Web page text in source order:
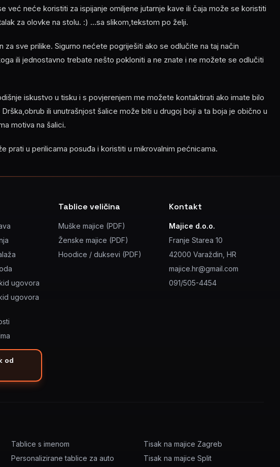
već neće koristiti za ispijanje omiljene jutarnje kave ili čaja može se koristiti
za olovke na stolu. :) ...sa slikom,tekstom po želji.
za sve prilike. Sigurno nećete pogriješiti ako se odlučite na taj način
ili jednostavno trebate nešto pokloniti a ne znate i ne možete se odlučiti
iskustvo u tisku i s povjerenjem me možete kontaktirati ako imate bilo
Drška,obrub ili unutrašnjost šalice može biti u drugoj boji a ta boja je obično u
motiva na šalici.
prati u perilicama posuđa i koristiti u mikrovalnim pećnicama.
ugovora
ugovora
od
Tablice veličina
Muške majice (PDF)
Ženske majice (PDF)
Hoodice / duksevi (PDF)
Kontakt
Majice d.o.o.
Franje Starea 10
42000 Varaždin, HR
majice.hr@gmail.com
091/505-4454
Tablice s imenom
Personalizirane tablice za auto
Tisak na majice Zagreb
Tisak na majice Split